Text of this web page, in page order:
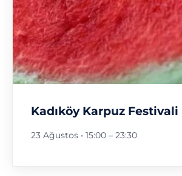
Kadıköy Karpuz Festivali
23 Ağustos • 15:00 – 23:30